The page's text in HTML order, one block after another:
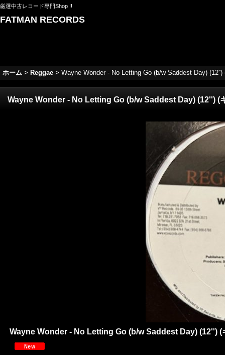
厳選中古レコード専門Shop !!
FATMAN RECORDS
ホーム > Reggae > Wayne Wonder - No Letting Go (b/w Saddest Day) (12'')
Wayne Wonder - No Letting Go (b/w Saddest Day) (12'') (
Wayne Wonder - No Letting Go (b/w Saddest Day) (12'') (